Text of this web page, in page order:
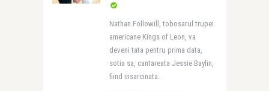
Nathan Followill, tobosarul trupei
americane Kings of Leon, va
deveni tata pentru prima data,
sotia sa, cantareata Jessie Baylin,
fiind insarcinata.